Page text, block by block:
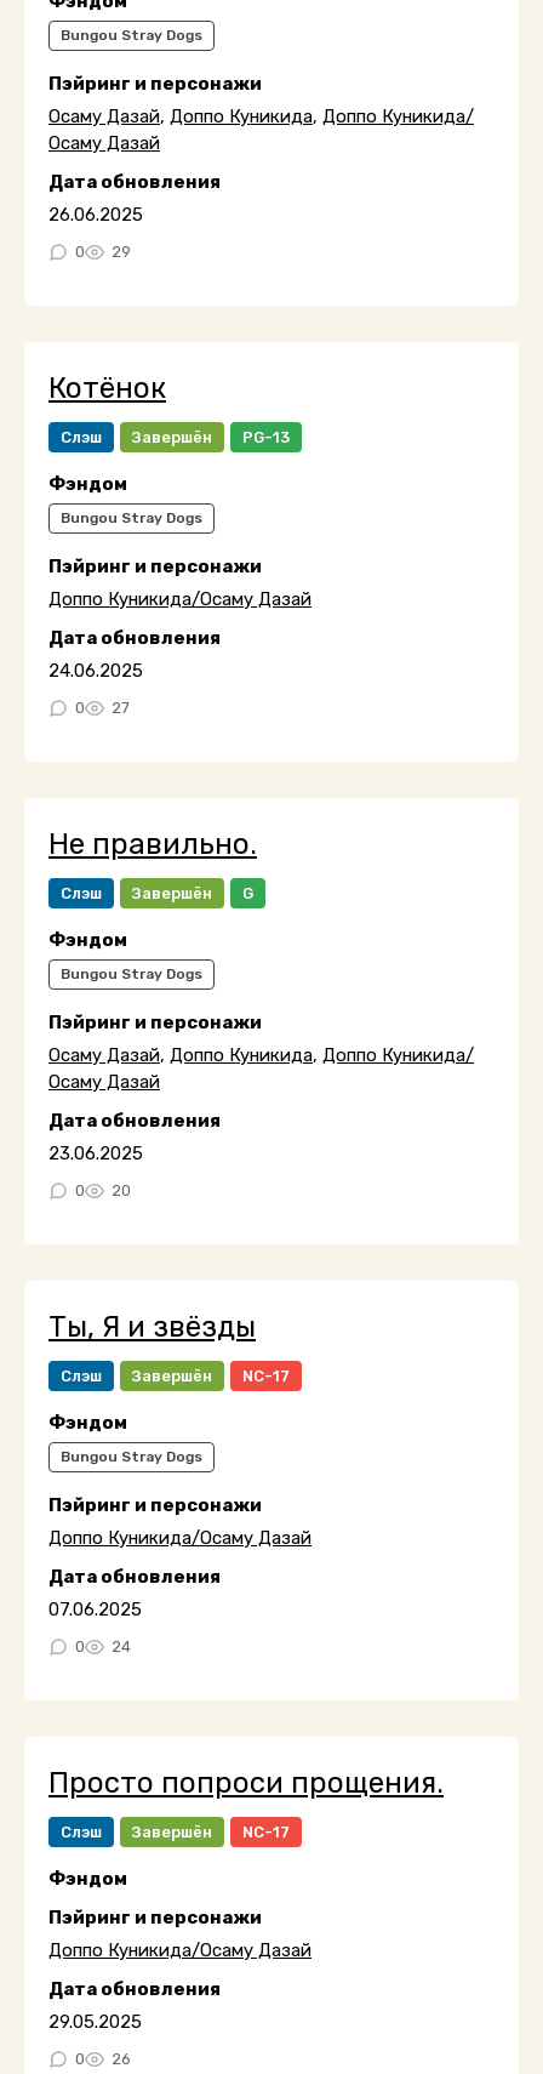
Bungou Stray Dogs
Пэйринг и персонажи
Осаму Дазай, Доппо Куникида, Доппо Куникида/
Осаму Дазай
Дата обновления
26.06.2025
0 29
Котёнок
Слэш Завершён PG-13
Фэндом
Bungou Stray Dogs
Пэйринг и персонажи
Доппо Куникида/Осаму Дазай
Дата обновления
24.06.2025
0 27
Не правильно.
Слэш Завершён G
Фэндом
Bungou Stray Dogs
Пэйринг и персонажи
Осаму Дазай, Доппо Куникида, Доппо Куникида/
Осаму Дазай
Дата обновления
23.06.2025
0 20
Ты, Я и звёзды
Слэш Завершён NC-17
Фэндом
Bungou Stray Dogs
Пэйринг и персонажи
Доппо Куникида/Осаму Дазай
Дата обновления
07.06.2025
0 24
Просто попроси прощения.
Слэш Завершён NC-17
Фэндом
Пэйринг и персонажи
Доппо Куникида/Осаму Дазай
Дата обновления
29.05.2025
0 26